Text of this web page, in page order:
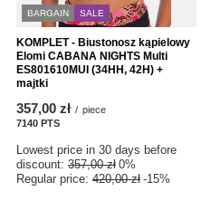
BARGAIN SALE
KOMPLET - Biustonosz kąpielowy
Elomi CABANA NIGHTS Multi
ES801610MUI (34HH, 42H) +
majtki
357,00 zł / piece
7140 PTS
Lowest price in 30 days before
discount: 357,00 zł 0%
Regular price: 420,00 zł -15%